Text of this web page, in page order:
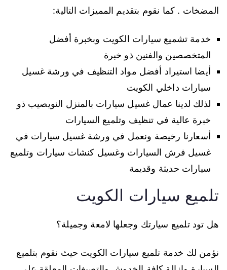
المضخات . كما نقوم بتقديم المميزات التالية:
خدمة تشميع سيارات الكويت وبخبرة أفضل
المتخصصين والفنين ذو خبرة
أيضا استيراد أفضل مواد التنظيف في ورشة غسيل
سيارات داخلي الكويت
لذلك لدينا عمال غسيل سيارات بالمنزل النويصيب ذو
خبرة عالية في تنظيف وتلميع السيارات
أسعارنا رخيصة ونعمل في ورشة غسيل سيارات في
غسيل فرش السيارات وغسيل كنشات سيارات وتلميع
سيارات حديثة وقديمة
تلميع سيارات الكويت
هل تود تلميع سيارتك وجعلها لامعة وجميلة؟
نؤمن لك خدمة تلميع سيارات الكويت حيث نقوم بتلميع